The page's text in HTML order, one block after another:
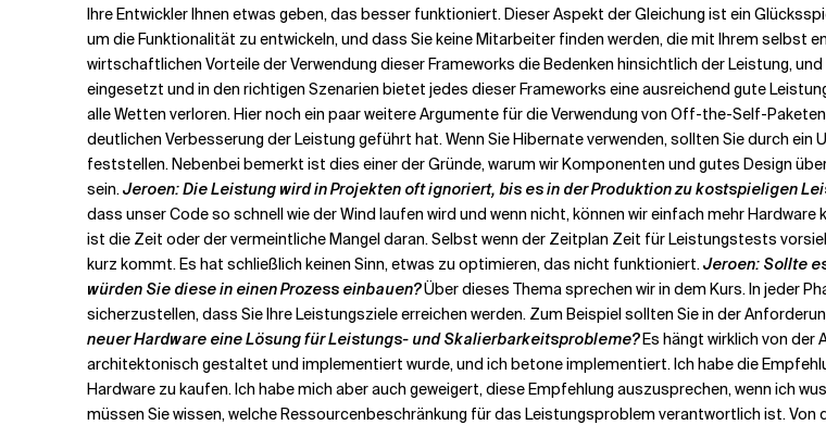
Ihre Entwickler Ihnen etwas geben, das besser funktioniert. Dieser Aspekt der Gleichung ist ein
um die Funktionalität zu entwickeln, und dass Sie keine Mitarbeiter finden werden, die mit Ihrem selbst
wirtschaftlichen Vorteile der Verwendung dieser Frameworks die Bedenken hinsichtlich der Leistung,
eingesetzt und in den richtigen Szenarien bietet jedes dieser Frameworks eine ausreichend gute
alle Wetten verloren. Hier noch ein paar weitere Argumente für die Verwendung von Off-the-Self-
deutlichen Verbesserung der Leistung geführt hat. Wenn Sie Hibernate verwenden, sollten Sie durch
feststellen. Nebenbei bemerkt ist dies einer der Gründe, warum wir Komponenten und gutes Design
sein.Jeroen: Die Leistung wird in Projekten oft ignoriert, bis es in der Produktion zu kostspieligen
dass unser Code so schnell wie der Wind laufen wird und wenn nicht, können wir einfach mehr
ist die Zeit oder der vermeintliche Mangel daran. Selbst wenn der Zeitplan Zeit für Leistungstests
kurz kommt. Es hat schließlich keinen Sinn, etwas zu optimieren, das nicht funktioniert.Jeroen: Sollte
würden Sie diese in einen Prozess einbauen?Über dieses Thema sprechen wir in dem Kurs. In jeder
sicherzustellen, dass Sie Ihre Leistungsziele erreichen werden. Zum Beispiel sollten Sie in der
neuer Hardware eine Lösung für Leistungs- und Skalierbarkeitsprobleme?Es hängt wirklich von der
architektonisch gestaltet und implementiert wurde, und ich betone implementiert. Ich habe die
Hardware zu kaufen. Ich habe mich aber auch geweigert, diese Empfehlung auszusprechen, wenn ich
müssen Sie wissen, welche Ressourcenbeschränkung für das Leistungsproblem verantwortlich ist. Von